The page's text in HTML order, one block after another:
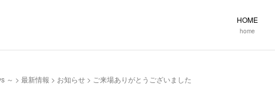
HOME
home
～ >最新情報 > お知らせ > ご来場ありがとうございました